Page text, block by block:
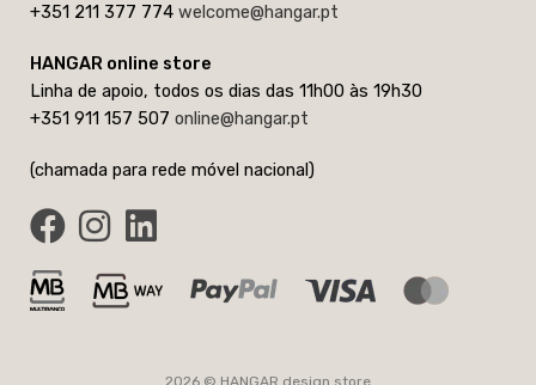
+351 211 377 774 welcome@hangar.pt
HANGAR online store
Linha de apoio, todos os dias das 11h00 às 19h30
+351 911 157 507 online@hangar.pt
(chamada para rede móvel nacional)
2026 © HANGAR design store